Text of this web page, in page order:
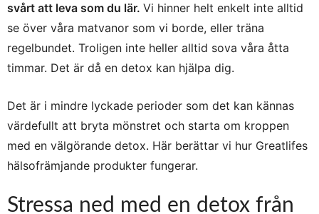
svårt att leva som du lär. Vi hinner helt enkelt inte alltid
se över våra matvanor som vi borde, eller träna
regelbundet. Troligen inte heller alltid sova våra åtta
timmar. Det är då en detox kan hjälpa dig.
Det är i mindre lyckade perioder som det kan kännas
värdefullt att bryta mönstret och starta om kroppen
med en välgörande detox. Här berättar vi hur Greatlifes
hälsofrämjande produkter fungerar.
Stressa ned med en detox från